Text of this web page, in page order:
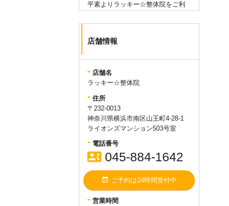
平素よりラッキー☆整体院をご利
す。令和5年12月30日（土）～令和
ていただきます。
が宜しくお願い致します。
query_builder2022年12月26日
【年末年始休業日のお知らせ】
平素よりラッキー☆整体院をご利
用いただきありがとうございま
す。令和4年12月29日（木）～令和
5年1月3日（火）までお休みとさせ
ていただきます。
新年は1月4日（水）から通常営業
いたします。ご不便をおかけ致し
ますが宜しくお願い致します。
店舗情報
店舗名
ラッキー☆整体院
住所
〒232-0013
神奈川県横浜市南区山王町4-28-1
ライオンズマンション503号室
電話番号
contact_phone 045-884-1642
event_available ご予約は24時間受付中
営業時間